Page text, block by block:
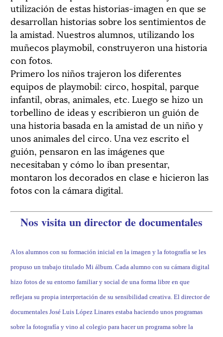
utilización de estas historias-imagen en que se
desarrollan historias sobre los sentimientos de
la amistad. Nuestros alumnos, utilizando los
muñecos playmobil, construyeron una historia
con fotos.
Primero los niños trajeron los diferentes
equipos de playmobil: circo, hospital, parque
infantil, obras, animales, etc. Luego se hizo un
torbellino de ideas y escribieron un guión de
una historia basada en la amistad de un niño y
unos animales del circo. Una vez escrito el
guión, pensaron en las imágenes que
necesitaban y cómo lo iban presentar,
montaron los decorados en clase e hicieron las
fotos con la cámara digital.
Nos visita un director de documentales
A los alumnos con su formación inicial en la imagen y la fotografía se les
propuso un trabajo titulado Mi álbum. Cada alumno con su cámara digital
hizo fotos de su entorno familiar y social de una forma libre en que
reflejara su propia interpretación de su sensibilidad creativa. El director de
documentales José Luis López Linares estaba haciendo unos programas
sobre la fotografía y vino al colegio para hacer un programa sobre la